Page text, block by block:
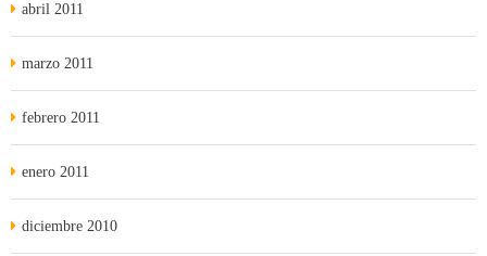
abril 2011
marzo 2011
febrero 2011
enero 2011
diciembre 2010